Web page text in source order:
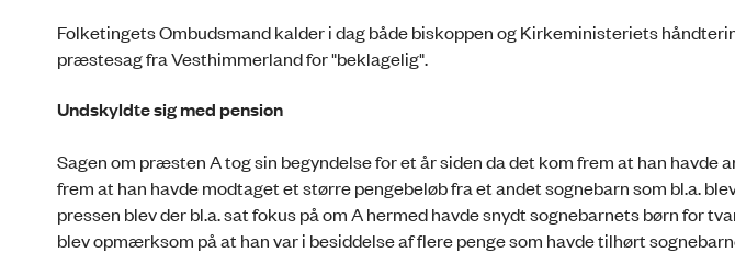
Folketingets Ombudsmand kalder i dag både biskoppen og Kirke­ministeriets
præstesag fra Vesthimmerland for "beklagelig".
Undskyldte sig med pension
Sagen om præsten A tog sin begyndelse for et år siden da det kom frem at han havde
frem at han havde modtaget et større penge­beløb fra et andet sognebarn som bl.a.
pressen blev der bl.a. sat fokus på om A hermed havde snydt sognebarnets børn for
blev opmærksom på at han var i besiddelse af flere penge som havde tilhørt